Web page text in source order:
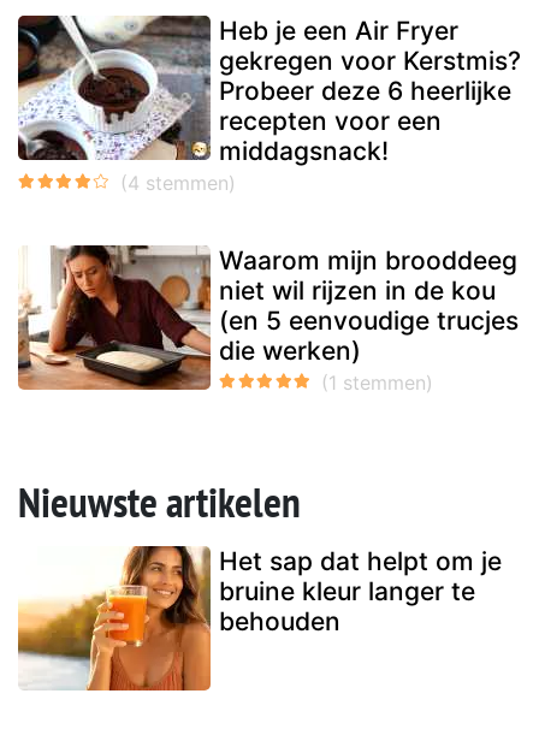
Heb je een Air Fryer
gekregen voor Kerstmis?
Probeer deze 6 heerlijke
recepten voor een
middagsnack!
Waarom mijn brooddeeg
niet wil rijzen in de kou
(en 5 eenvoudige trucjes
die werken)
Nieuwste artikelen
Het sap dat helpt om je
bruine kleur langer te
behouden